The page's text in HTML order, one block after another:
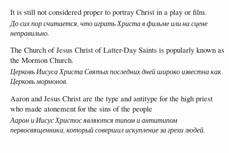
It is still not considered proper to portray Christ in a play or film.
До сих пор считается, что играть Христа в фильме или на сцене
неправильно.
The Church of Jesus Christ of Latter-Day Saints is popularly known as
the Mormon Church.
Церковь Иисуса Христа Святых последних дней широко известна как
Церковь мормонов.
Aaron and Jesus Christ are the type and antitype for the high priest
who made atonement for the sins of the people
Аарон и Иисус Христос являются типом и антитипом
первосвященника, который совершил искупление за грехи людей.